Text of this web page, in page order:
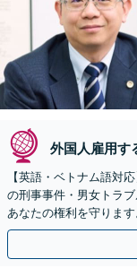
外国人雇用す
【英語・ベトナム語対
の刑事事件・男女トラ
あなたの権利を守りま
に着手。まずはご相談